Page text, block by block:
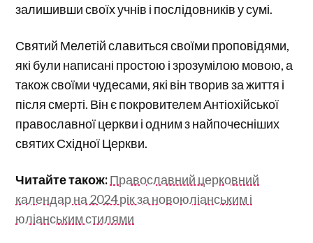
залишивши своїх учнів і послідовників у сумі.
Святий Мелетій славиться своїми проповідями,
які були написані простою і зрозумілою мовою, а
також своїми чудесами, які він творив за життя і
після смерті. Він є покровителем Антіохійської
православної церкви і одним з найпочесніших
святих Східної Церкви.
Читайте також:Православний церковний
календар на 2024 рік за новоюліанським і
юліанським стилями